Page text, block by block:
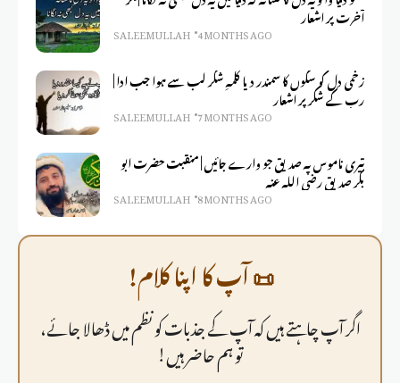
آخرت پر اشعار
SALEEM ULLAH 4 MONTHS AGO
زخمی دل کو سکوں کا سمندر دیا کلمہِ شکر لب سے ہوا جب ادا |
رب کے شکر پر اشعار
SALEEM ULLAH 7 MONTHS AGO
تیری ناموس پہ صدیق جو وارے جائیں | منقبت حضرت ابو
بکر صدیق رضی اللہ عنہ
SALEEM ULLAH 8 MONTHS AGO
📜 آپ کا اپنا کلام!
اگر آپ چاہتے ہیں کہ آپ کے جذبات کو نظم میں ڈھالا جائے،
تو ہم حاضر ہیں!